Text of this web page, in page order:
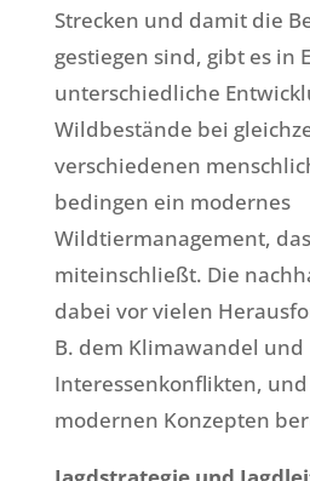
Strecken und damit die
gestiegen sind, gibt es in
unterschiedliche
Wildbestände bei
verschiedenen
bedingen ein modernes
Wildtiermanagement,
miteinschließt. Die
dabei vor vielen
B. dem Klimawandel und
Interessenkonflikten,
modernen Konzepten